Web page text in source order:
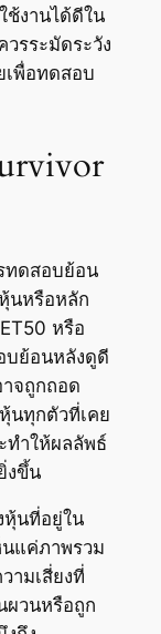
ช้งานได้ดีใน
รระมัดระวัง
พื่อทดสอบ
ทดสอบย้อน
นหรือหลัก
หรือ
บย้อนหลังดูดี
าจถูกถอด
นทุกตัวที่เคย
ทำให้ผลลัพธ์
งขึ้น
หุ้นที่อยู่ใน
นแค่ภาพรวม
ามเสี่ยงที่
ผวนหรือถูก